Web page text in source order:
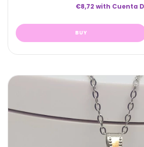
€8,72 with Cuenta